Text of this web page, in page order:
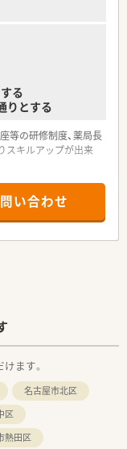
の効率化はもちろん
る
りとする
等の研修制度、薬局長
スキルアップが出来
ップに大きく貢献で
制度やリターン雇用
勤務いただける、シ
い合わせ
ます。
名古屋市北区
区
熱田区